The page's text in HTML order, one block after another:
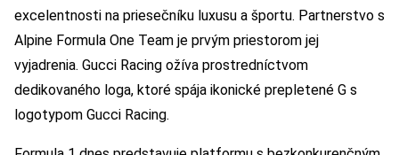
excelentnosti na priesečníku luxusu a športu. Partnerstvo s
Alpine Formula One Team je prvým priestorom jej
vyjadrenia. Gucci Racing ožíva prostredníctvom
dedikovaného loga, ktoré spája ikonické prepletené G s
logotypom Gucci Racing.